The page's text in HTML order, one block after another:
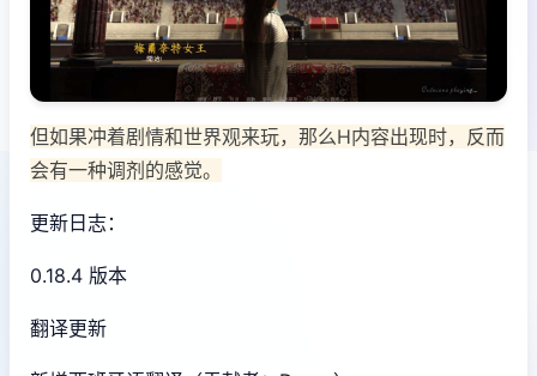
但如果冲着剧情和世界观来玩，那么H内容出现时，反而
会有一种调剂的感觉。
更新日志：
0.18.4 版本
翻译更新